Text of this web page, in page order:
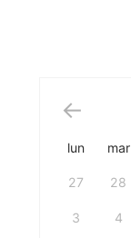
lun mar
27 28
3 4